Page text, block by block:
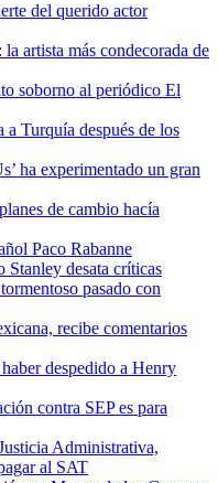
del querido actor
artista más condecorada de
soborno al periódico El
Turquía después de los
ha experimentado un gran
de cambio hacía
Paco Rabanne
Stanley desata críticas
pasado con
recibe comentarios
despedido a Henry
contra SEP es para
Administrativa,
al SAT